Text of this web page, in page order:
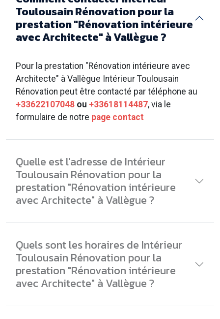
Toulousain Rénovation pour la
prestation "Rénovation intérieure
avec Architecte" à Vallègue ?
Pour la prestation "Rénovation intérieure avec
Architecte" à Vallègue Intérieur Toulousain
Rénovation peut être contacté par téléphone au
+33622107048 ou +33618114487, via le
formulaire de notre page contact
Quelle est l'adresse de Intérieur
Toulousain Rénovation pour la
prestation "Rénovation intérieure
avec Architecte" à Vallègue ?
Quels sont les horaires de Intérieur
Toulousain Rénovation pour la
prestation "Rénovation intérieure
avec Architecte" à Vallègue ?